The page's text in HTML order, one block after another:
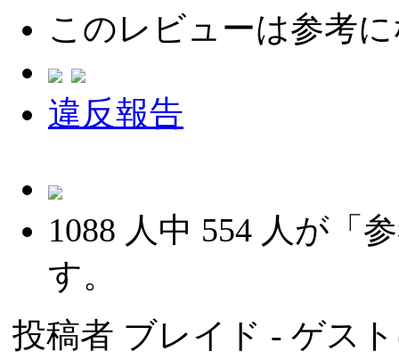
このレビューは参考
違反報告
1088 人中 554 人が「
す。
投稿者 ブレイド - ゲス